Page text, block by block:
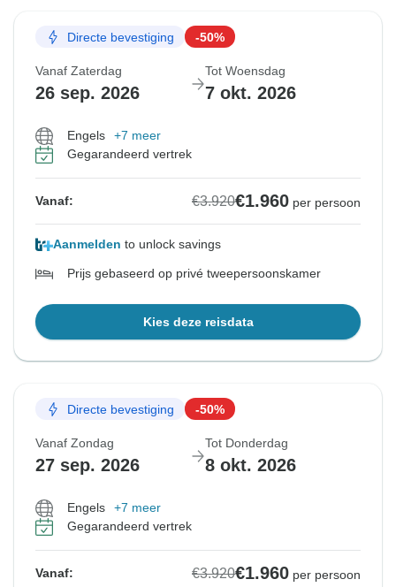
Directe bevestiging -50%
Vanaf Zaterdag
26 sep. 2026
Tot Woensdag
7 okt. 2026
Engels
+7 meer
Gegarandeerd vertrek
Vanaf: €3.920€1.960 per persoon
Aanmelden to unlock savings
Prijs gebaseerd op privé tweepersoonskamer
Kies deze reisdata
Directe bevestiging -50%
Vanaf Zondag
27 sep. 2026
Tot Donderdag
8 okt. 2026
Engels
+7 meer
Gegarandeerd vertrek
Vanaf: €3.920€1.960 per persoon